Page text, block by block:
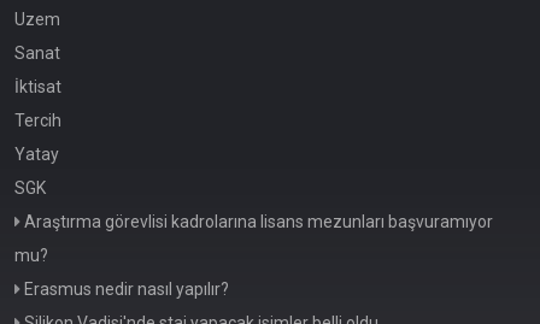
Uzem
Sanat
İktisat
Tercih
Yatay
SGK
Araştırma görevlisi kadrolarına lisans mezunları başvuramıyor
mu?
Erasmus nedir nasıl yapılır?